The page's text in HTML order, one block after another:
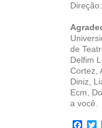
de
Delfim
Cortez,
Diniz,
Ecm,
a você.
F
T